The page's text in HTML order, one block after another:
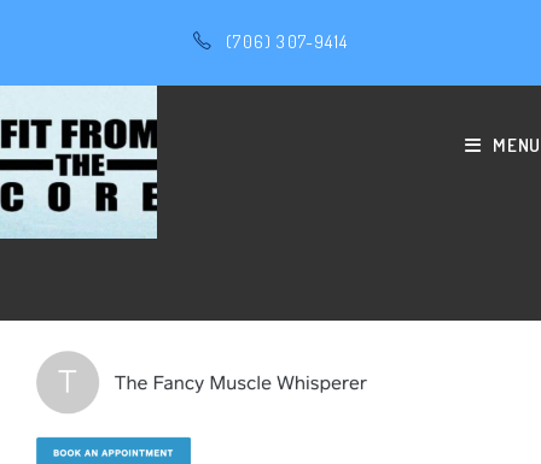
(706) 307-9414
MENU